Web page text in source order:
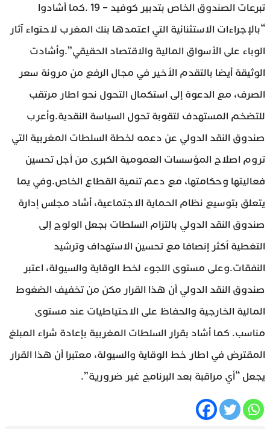
تبرعات الصندوق الخاص بتدبير كوفيد – 19 .كما أشادوا
“بالإجراءات الاستثنائية التي اعتمدها بنك المغرب لاحتواء آثار
الوباء على الأسواق المالية والاقتصاد الحقيقي”.وأشادت
الوثيقة أيضا بالتقدم الأخير في مجال الرفع من مرونة سعر
الصرف، مع الدعوة إلى استكمال التحول نحو اطار مرتقب
للتضخم المستهدف لتقوبة تحول السياسة النقدية.وأعرب
صندوق النقد الدولي عن دعمه لخطة السلطات المغربية التي
تروم اصلاح المؤسسات العمومية الكبرى من أجل تحسين
فعاليتها وحكامتها، مع دعم تنمية القطاع الخاص.وفي يما
يتعلق بتوسيع نظام الحماية الاجتماعية، أشاد مجلس إدارة
صندوق النقد الدولي بالتزام السلطات بجعل الولوج إلى
التغطية أكثر إنصافا مع تحسين الاستهداف وترشيد
النفقات.وعلى مستوى اللجوء لخط الوقاية والسيولة، اعتبر
صندوق النقد الدولي أن هذا القرار مكن من تخفيف الضغوط
المالية الخارجية والحفاظ على الاحتياطيات عند مستوى
مناسب. كما أشاد بقرار السلطات المغربية بإعادة شراء المبلغ
المقترض في اطار خط الوقاية والسيولة، معتبرا أن هذا القرار
يجعل “أي مراقبة بعد البرنامج غير ضرورية”.